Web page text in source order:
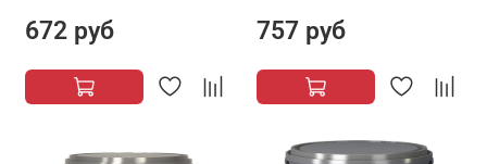
672 руб 757 руб